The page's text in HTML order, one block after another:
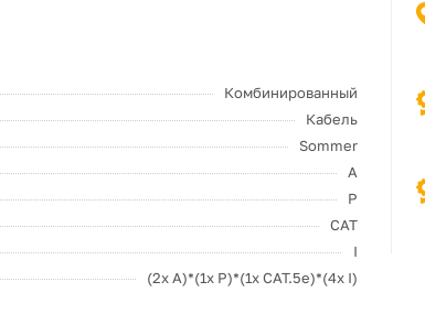
Комбинированный
Кабель
Sommer
A
P
CAT
I
(2x A)*(1х P)*(1x CAT.5e)*(4x I)